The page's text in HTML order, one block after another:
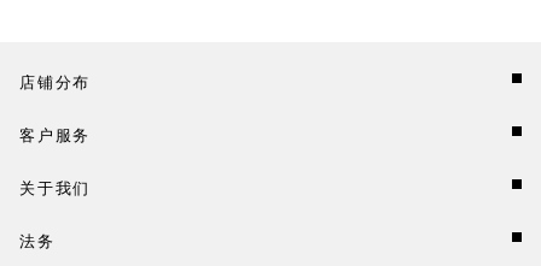
店铺分布
客户服务
关于我们
法务